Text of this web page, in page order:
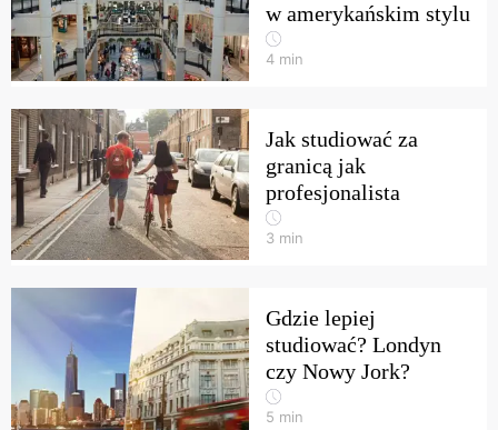
w amerykańskim stylu
4 min
Jak studiować za
granicą jak
profesjonalista
3 min
Gdzie lepiej
studiować? Londyn
czy Nowy Jork?
5 min